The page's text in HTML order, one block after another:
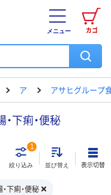
カゴ
メニュー
ア アサヒグループ
下痢・便秘
絞り込み
1
並び替え 表示切替
下痢・便秘